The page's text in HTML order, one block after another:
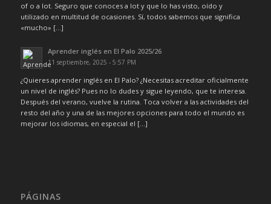
of o a lot. Seguro que conoces a lot y que lo has visto, oído y
utilizado en multitud de ocasiones. Sí, todos sabemos que significa
«mucho» […]
Aprender inglés en El Palo 2025/26
11 septiembre, 2025 - 5:57 PM
¿Quieres aprender inglés en El Palo? ¿Necesitas acreditar oficialmente
un nivel de inglés? Pues no lo dudes y sigue leyendo, que te interesa.
Después del verano, vuelve la rutina. Toca volver a las actividades del
resto del año y una de las mejores opciones para todo el mundo es
mejorar los idiomas, en especial el […]
PÁGINAS